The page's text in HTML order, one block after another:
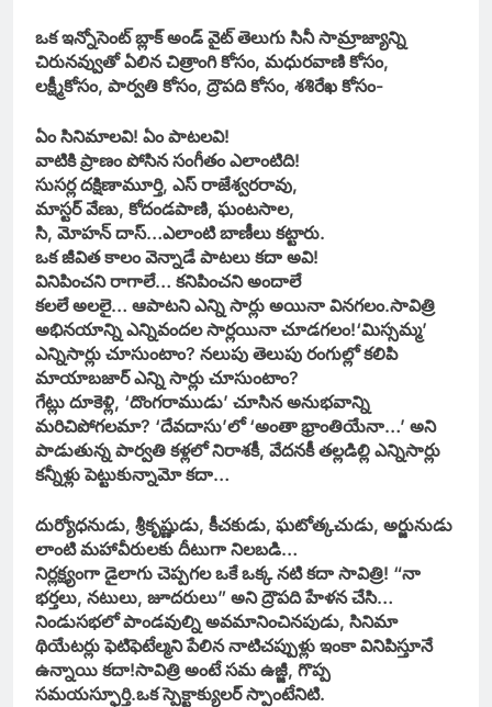
ఒక ఇన్నోసెంట్ బ్లాక్ అండ్ వైట్ తెలుగు సినీ సామ్రాజ్యాన్ని
చిరునవ్వుతో ఏలిన చిత్రాంగి కోసం, మధురవాణి కోసం,
లక్ష్మీకోసం, పార్వతి కోసం, ద్రౌపది కోసం, శశిరేఖ కోసం-
ఏం సినిమాలవి! ఏం పాటలవి!
వాటికి ప్రాణం పోసిన సంగీతం ఎలాంటిది!
సుసర్ల దక్షిణామూర్తి, ఎస్ రాజేశ్వరరావు,
మాస్టర్ వేణు, కోదండపాణి, ఘంటసాల,
సి, మోహన్ దాస్…ఎలాంటి బాణీలు కట్టారు.
ఒక జీవిత కాలం వెన్నాడే పాటలు కదా అవి!
వినిపించని రాగాలే… కనిపించని అందాలే
కలలే అలలై… ఆపాటని ఎన్ని సార్లు అయినా వినగలం.సావిత్రి
అభినయాన్ని ఎన్నివందల సార్లయినా చూడగలం!‘మిస్సమ్మ’
ఎన్నిసార్లు చూసుంటాం? నలుపు తెలుపు రంగుల్లో కలిపి
మాయాబజార్ ఎన్ని సార్లు చూసుంటాం?
గేట్లు దూకెళ్లి, ‘దొంగరాముడు’ చూసిన అనుభవాన్ని
మరిచిపోగలమా? ‘దేవదాసు’లో ‘అంతా భ్రాంతియేనా…’ అని
పాడుతున్న పార్వతి కళ్లలో నిరాశకీ, వేదనకీతల్లడిల్లి ఎన్నిసార్లు
కన్నీళ్లు పెట్టుకున్నామో కదా…
దుర్యోధనుడు, శ్రీకృష్ణుడు, కీచకుడు, ఘటోత్కచుడు, అర్జునుడు
లాంటి మహావీరులకు దీటుగా నిలబడి…
నిర్లక్ష్యంగా డైలాగు చెప్పగల ఒకే ఒక్క నటి కదా సావిత్రి! “నా
భర్తలు, నటులు, జూదరులు” అని ద్రౌపది హేళన చేసి…
నిండుసభలో పాండవుల్ని అవమానించినపుడు, సినిమా
థియేటర్లు ఫెటిఫెటేల్మని పేలిన నాటిచప్పుళ్లు ఇంకా వినిపిస్తూనే
ఉన్నాయి కదా!సావిత్రి అంటే సమ ఉజ్జీ, గొప్ప
సమయస్ఫూర్తి.ఒక స్పెక్టాక్యులర్ స్పాంటేనిటి.